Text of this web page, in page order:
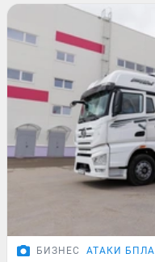
БИЗНЕС АТАКИ БПЛА